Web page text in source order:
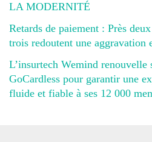
LA MODERNITÉ
Retards de paiement : Près
trois redoutent une aggravation
L’insurtech Wemind renouvelle
GoCardless pour garantir une
fluide et fiable à ses 12 000